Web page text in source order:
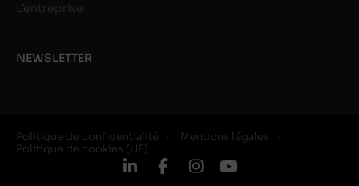
L’entreprise
NEWSLETTER
Politique de confidentialité
Mentions légales
Politique de cookies (UE)